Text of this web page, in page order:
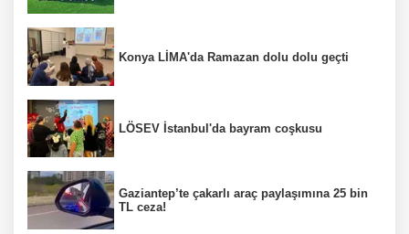
Konya LİMA'da Ramazan dolu dolu geçti
LÖSEV İstanbul'da bayram coşkusu
Gaziantep’te çakarlı araç paylaşımına 25 bin
TL ceza!